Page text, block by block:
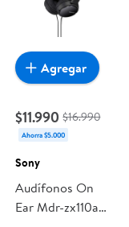
$11.990 $16.990
Ahorra $5.000
Sony
Audífonos On
Ear Mdr-zx110ap
Agregar